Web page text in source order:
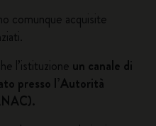
comunque acquisite
l’istituzione un canale di
presso l’Autorità